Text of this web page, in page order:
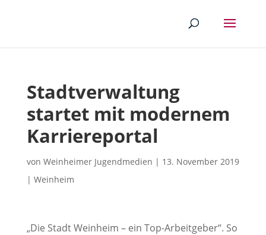
Stadtverwaltung
startet mit modernem
Karriereportal
von Weinheimer Jugendmedien | 13. November 2019
| Weinheim
„Die Stadt Weinheim – ein Top-Arbeitgeber“. So